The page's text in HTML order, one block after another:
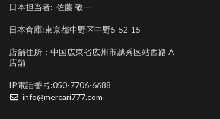
日本担当者: 佐藤 敬一
日本倉庫:東京都中野区中野5-52-15
店舗住所：中国広東省広州市越秀区站西路 A
店舗
IP電話番号:050-7706-6688
info@mercari777.com